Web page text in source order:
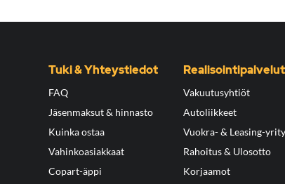
Tuki & Yhteystiedot
FAQ
Jäsenmaksut & hinnasto
Kuinka ostaa
Vahinkoasiakkaat
Copart-äppi
Realisointipalvelut
Vakuutusyhtiöt
Autoliikkeet
Vuokra- & Leasing-
Rahoitus & Ulosotto
Korjaamot